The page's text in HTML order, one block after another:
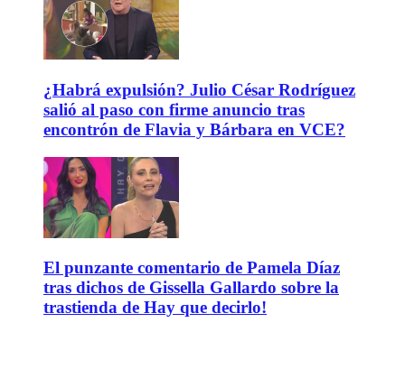
¿Habrá expulsión? Julio César Rodríguez
salió al paso con firme anuncio tras
encontrón de Flavia y Bárbara en VCE?
El punzante comentario de Pamela Díaz
tras dichos de Gissella Gallardo sobre la
trastienda de Hay que decirlo!